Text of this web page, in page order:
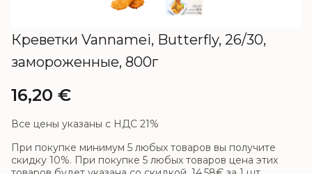
Креветки Vannamei, Butterfly, 26/30,
замороженные, 800г
16,20 €
Все цены указаны с НДС 21%
При покупке минимум 5 любых товаров вы получите
скидку 10%. При покупке 5 любых товаров цена этих